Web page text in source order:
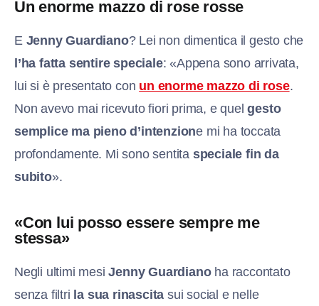
Un enorme mazzo di rose rosse
E Jenny Guardiano? Lei non dimentica il gesto che
l’ha fatta sentire speciale: «Appena sono arrivata,
lui si è presentato con un enorme mazzo di rose.
Non avevo mai ricevuto fiori prima, e quel gesto
semplice ma pieno d’intenzione mi ha toccata
profondamente. Mi sono sentita speciale fin da
subito».
«Con lui posso essere sempre me
stessa»
Negli ultimi mesiJenny Guardianoha raccontato
senza filtri la sua rinascita sui social e nelle